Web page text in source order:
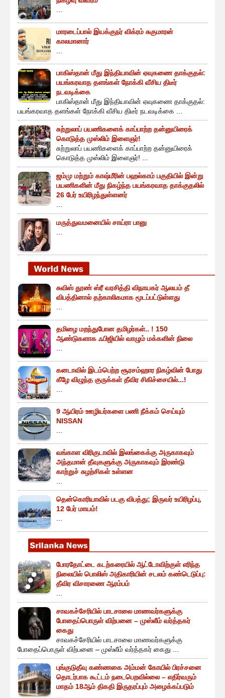
மாரடைப்பால் இயக்குநர் விக்ரம் சுகுமாரன்
காலமானார்
பாகிஸ்தான் மீது இந்தியாவின் ஏவுகணை தாக்குதல்:
பயங்கரவாத தளங்கள் நோக்கி வீசிய திடீர்
நடவடிக்கை
பாகிஸ்தான் மீது இந்தியாவின் ஏவுகணை தாக்குதல்:
பயங்கரவாத தளங்கள் நோக்கி வீசிய திடீர் நடவடிக்கை ...
சுற்றுலாப் பயணிகளைக் காப்பாற்ற தன்னுயிரைக்
கொடுத்த முஸ்லிம் இளைஞர்!
சுற்றுலாப் பயணிகளைக் காப்பாற்ற தன்னுயிரைக்
கொடுத்த முஸ்லிம் இளைஞர்! ...
ஜம்மு மற்றும் காஷ்மீரின் பஹல்காம் பகுதியில் இன்று
பயணிகளின் மீது நிகழ்ந்த பயங்கரவாத தாக்குதலில்
26 பேர் உயிரிழந்துள்ளனர்
மருத்துவமனையில் சாய்ரா பானு
சுவிஸ் தூண் ஸ்ரீ வரசித்தி விநாயகர் ஆலயம் தீ
விபத்தினால் தற்காலிகமாக மூடப்பட்டுள்ளது
தமிழை மறந்துபோன தமிழர்கள்.. ! 150
ஆண்டுகளாக ஃபிஜியில் வாழும் மக்களின் நிலை
கனடாவில் இடம்பெற்ற சூரசம்ஹார நிகழ்வின் போது
கீழே விழுந்த குருக்கள் தீவிர சிகிச்சையில்...!
9 ஆயிரம் ஊழியர்களை பணி நீக்கம் செய்யும்
NISSAN
வங்காள விரிகுடாவில் இலங்கைக்கு அருகாகவும்
அந்தமான் தீவுகளுக்கு அருகாகவும் இரண்டு
காற்றுச் சுழற்சிகள் உள்ளன
தென்கொரியாவில் படகு விபத்து; இருவர் உயிரிழப்பு,
12 பேர் மாயம்!
போரதோட்டை கடற்கரையில் ஆட்டோவிற்குள் எரிந்த
நிலையில் பொலிஸ் அதிகாரியின் சடலம் கண்டெடுப்பு:
தீவிர விசாரணை ஆரம்பம்
சாவகச்சேரியில் பாடசாலை மாணவர்களுக்கு
போதைப்பொருள் விற்பனை – முஸ்லீம் வர்த்தகர்
கைது
சாவகச்சேரியில் பாடசாலை மாணவர்களுக்கு
போதைப்பொருள் விற்பனை – முஸ்லீம் வர்த்தகர் கைது ...
புங்குடுதீவு கண்ணகை அம்மன் கோயில் பிரச்சனை
தொடர்பாக கூட்டம் நடைபெறவில்லை – எதிர்வரும்
மாதம் 18ஆம் திகதி இருதரப்பும் அழைக்கப்படும்